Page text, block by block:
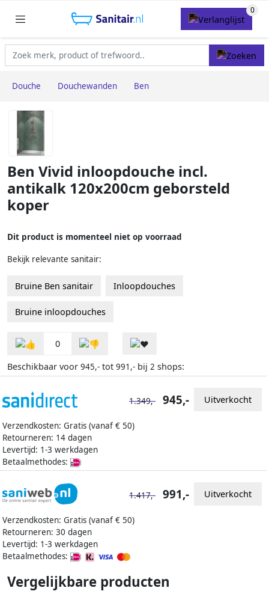
Douche Douchewanden Ben
Ben Vivid inloopdouche incl.
antikalk 120x200cm geborsteld
koper
Dit product is momenteel niet op voorraad
Bekijk relevante sanitair:
Bruine Ben sanitair Inloopdouches
Bruine inloopdouches
0
Beschikbaar voor 945,- tot 991,- bij 2 shops:
Verzendkosten: Gratis (vanaf € 50)
Retourneren: 14 dagen
Levertijd: 1-3 werkdagen
Betaalmethodes:
1.349,- 945,- Uitverkocht
Verzendkosten: Gratis (vanaf € 50)
Retourneren: 30 dagen
Levertijd: 1-3 werkdagen
Betaalmethodes:
1.417,- 991,- Uitverkocht
Vergelijkbare producten